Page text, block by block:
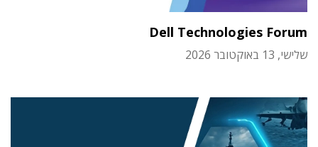
Dell Technologies Forum
שלישי, 13 באוקטובר 2026